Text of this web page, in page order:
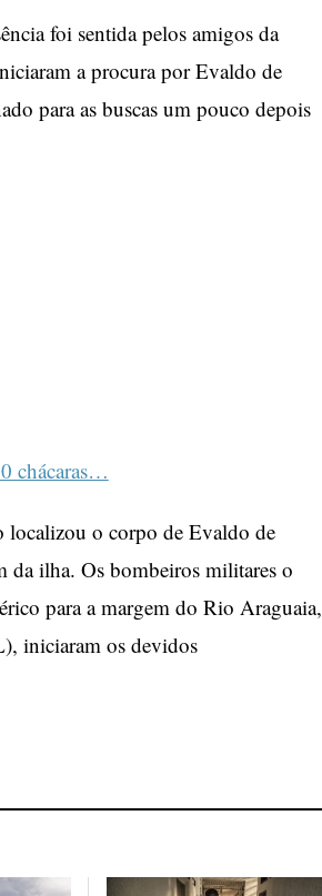
foi sentida pelos amigos da
a procura por Evaldo de
para as buscas um pouco depois
chácaras…
localizou o corpo de Evaldo de
da ilha. Os bombeiros militares o
para a margem do Rio Araguaia,
iniciaram os devidos